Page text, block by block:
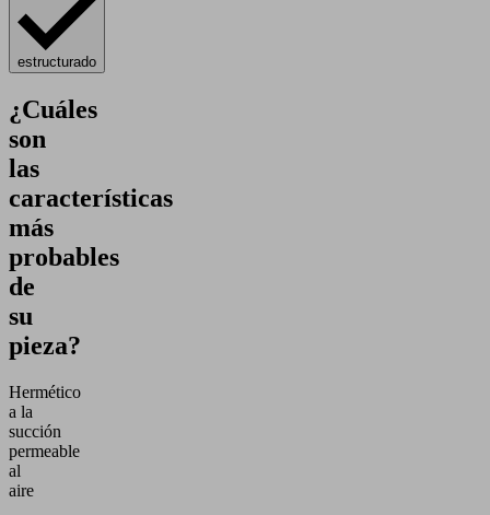
estructurado
¿Cuáles
son
las
características
más
probables
de
su
pieza?
Hermético
a la
succión
permeable
al
aire